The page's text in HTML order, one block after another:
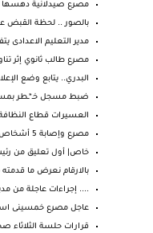
مصرع صيدلانية دهسها
بالصور .. لحظة القبض
مدير التعليم الاعدادى
مصرع طالب ثانوي إثر
البدري.. يتابع وضع
ضبط مسجل خـ*ـطر
العسيرات قطاع
مصرع وإصابة 5 أشخاص من أسرة واحدة في حادث سيارة بجرجا
خاص| أول تعليق من رئيس
بالارقام نعرض ما
.... إجراءات عاجلة من
عاجل مصرع خمسينى
قرارات حلسة الثلاثاء